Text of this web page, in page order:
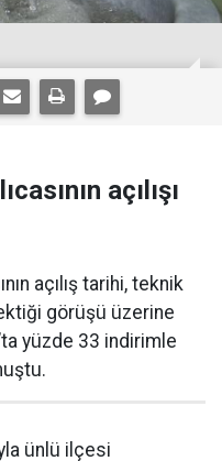
açılışı
açılış tarihi, teknik
görüşü üzerine
yüzde 33 indirimle
ünlü ilçesi